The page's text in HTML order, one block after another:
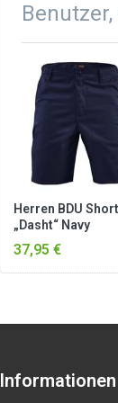
Herren BDU
„Dasht“ Navy
37,95 €
Informationen